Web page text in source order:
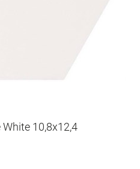
10,8x12,4